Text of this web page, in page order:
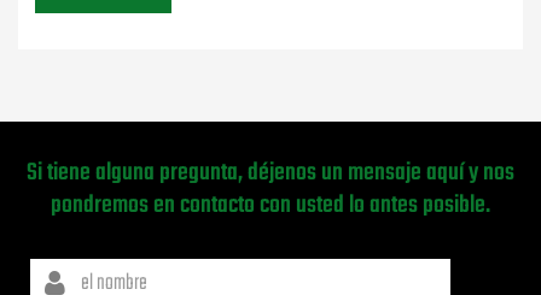
Si tiene alguna pregunta, déjenos un mensaje aquí y nos
pondremos en contacto con usted lo antes posible.